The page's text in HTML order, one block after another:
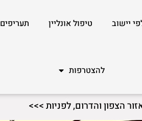
יישוב טיפול אונליין תעריפים
להצטרפות
הצפון והדרום, לפניות >>>